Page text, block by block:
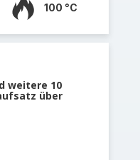
100 °C
weitere 10
über